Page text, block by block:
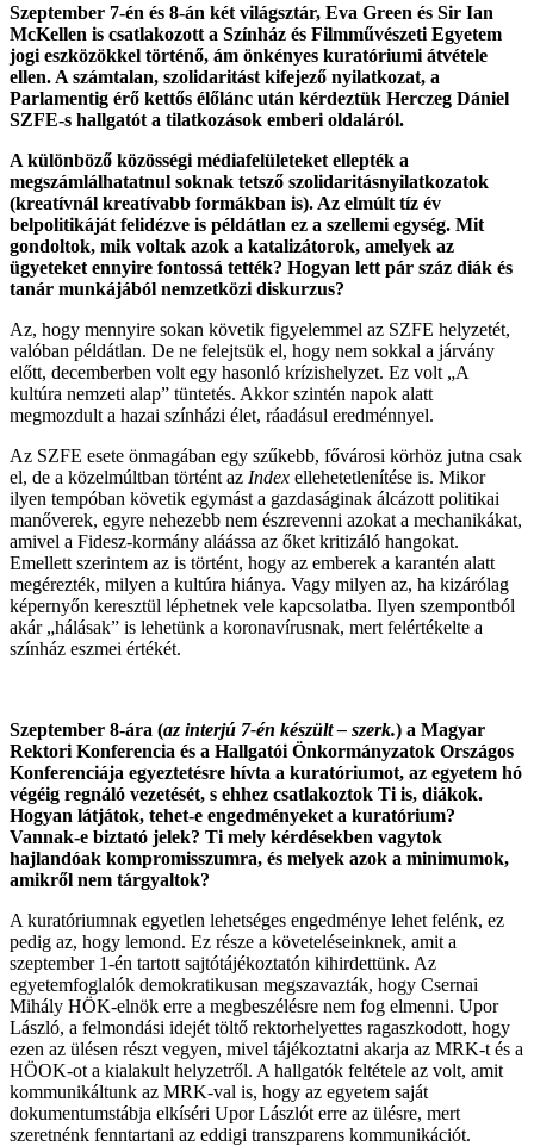
Szeptember 7-én és 8-án két világsztár, Eva Green és Sir Ian
McKellen is csatlakozott a Színház és Filmművészeti Egyetem
jogi eszközökkel történő, ám önkényes kuratóriumi átvétele
ellen. A számtalan, szolidaritást kifejező nyilatkozat, a
Parlamentig érő kettős élőlánc után kérdeztük Herczeg Dániel
SZFE-s hallgatót a tilatkozások emberi oldaláról.
A különböző közösségi médiafelületeket ellepték a
megszámlálhatatnul soknak tetsző szolidaritásnyilatkozatok
(kreatívnál kreatívabb formákban is). Az elmúlt tíz év
belpolitikáját felidézve is példátlan ez a szellemi egység. Mit
gondoltok, mik voltak azok a katalizátorok, amelyek az
ügyeteket ennyire fontossá tették? Hogyan lett pár száz diák és
tanár munkájából nemzetközi diskurzus?
Az, hogy mennyire sokan követik figyelemmel az SZFE helyzetét,
valóban példátlan. De ne felejtsük el, hogy nem sokkal a járvány
előtt, decemberben volt egy hasonló krízishelyzet. Ez volt „A
kultúra nemzeti alap” tüntetés. Akkor szintén napok alatt
megmozdult a hazai színházi élet, ráadásul eredménnyel.
Az SZFE esete önmagában egy szűkebb, fővárosi körhöz jutna csak
el, de a közelmúltban történt az Index ellehetetlenítése is. Mikor
ilyen tempóban követik egymást a gazdaságinak álcázott politikai
manőverek, egyre nehezebb nem észrevenni azokat a mechanikákat,
amivel a Fidesz-kormány aláássa az őket kritizáló hangokat.
Emellett szerintem az is történt, hogy az emberek a karantén alatt
megérezték, milyen a kultúra hiánya. Vagy milyen az, ha kizárólag
képernyőn keresztül léphetnek vele kapcsolatba. Ilyen szempontból
akár „hálásak” is lehetünk a koronavírusnak, mert felértékelte a
színház eszmei értékét.
Szeptember 8-ára (az interjú 7-én készült – szerk.) a Magyar
Rektori Konferencia és a Hallgatói Önkormányzatok Országos
Konferenciája egyeztetésre hívta a kuratóriumot, az egyetem hó
végéig regnáló vezetését, s ehhez csatlakoztok Ti is, diákok.
Hogyan látjátok, tehet-e engedményeket a kuratórium?
Vannak-e biztató jelek? Ti mely kérdésekben vagytok
hajlandóak kompromisszumra, és melyek azok a minimumok,
amikről nem tárgyaltok?
A kuratóriumnak egyetlen lehetséges engedménye lehet felénk, ez
pedig az, hogy lemond. Ez része a követeléseinknek, amit a
szeptember 1-én tartott sajtótájékoztatón kihirdettünk. Az
egyetemfoglalók demokratikusan megszavazták, hogy Csernai
Mihály HÖK-elnök erre a megbeszélésre nem fog elmenni. Upor
László, a felmondási idejét töltő rektorhelyettes ragaszkodott, hogy
ezen az ülésen részt vegyen, mivel tájékoztatni akarja az MRK-t és a
HÖOK-ot a kialakult helyzetről. A hallgatók feltétele az volt, amit
kommunikáltunk az MRK-val is, hogy az egyetem saját
dokumentumstábja elkíséri Upor Lászlót erre az ülésre, mert
szeretnénk fenntartani az eddigi transzparens kommunikációt.